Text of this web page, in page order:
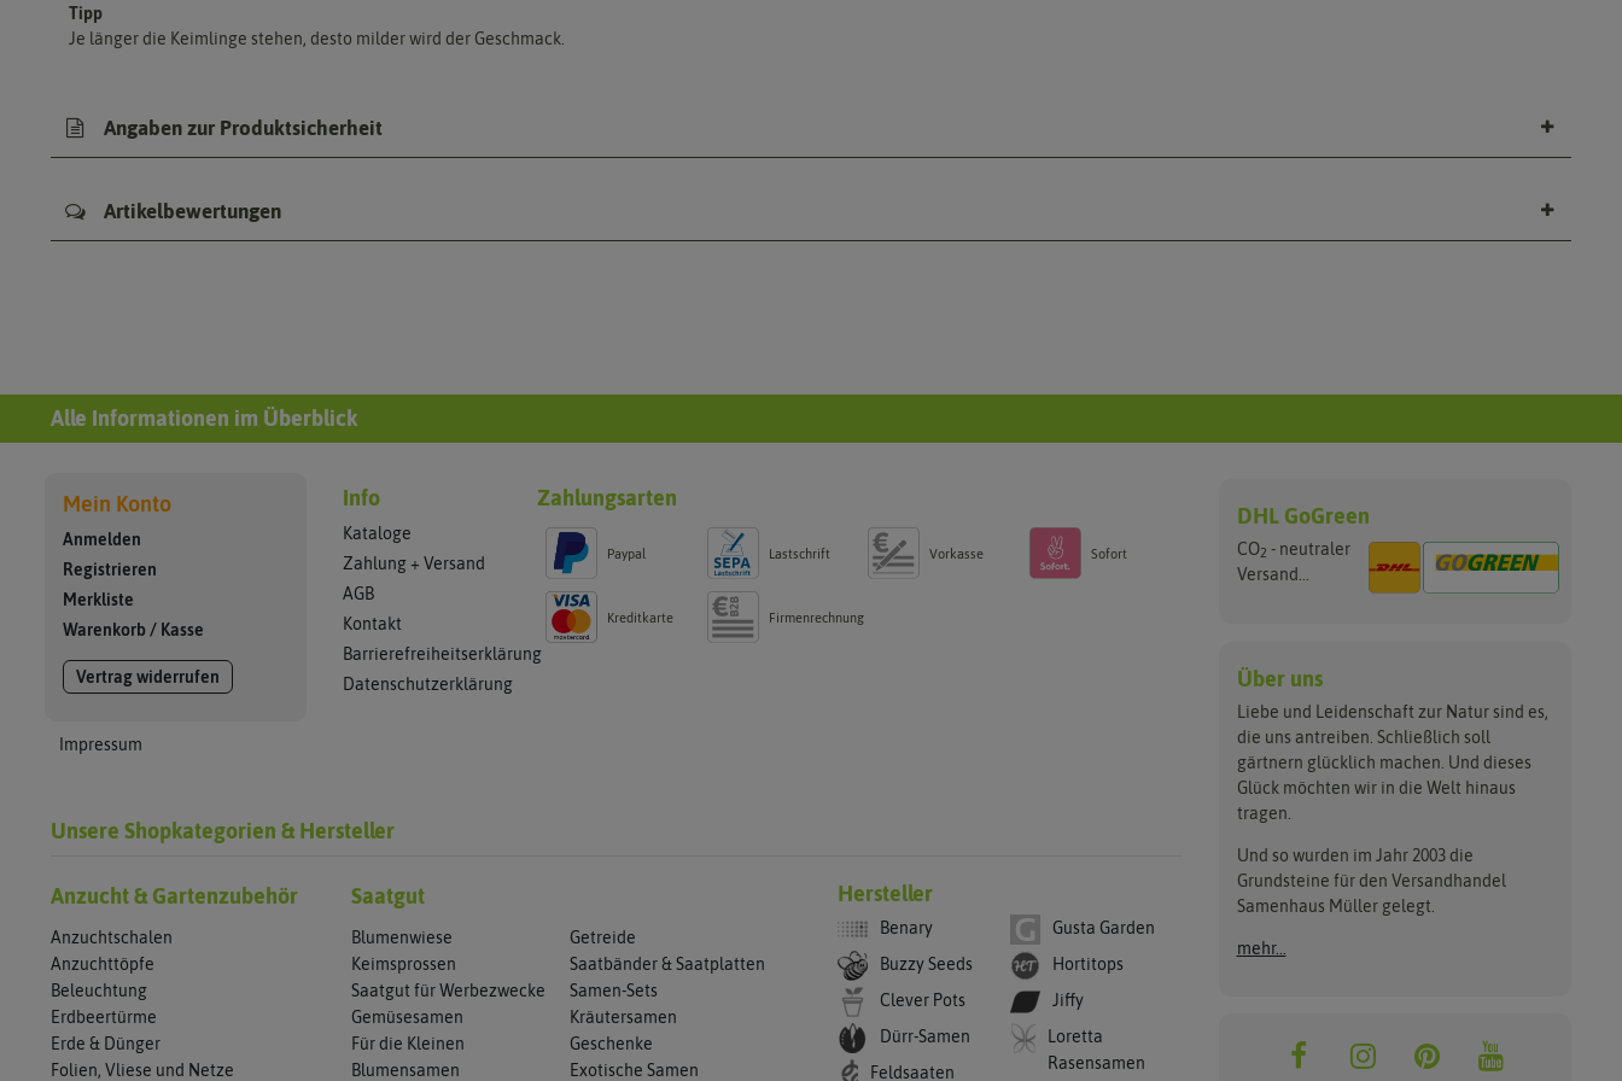
Tipp
Je länger die Keimlinge stehen, desto milder wird der Geschmack.
Angaben zur Produktsicherheit
Artikelbewertungen
Alle Informationen im Überblick
Mein Konto
Anmelden
Registrieren
Merkliste
Warenkorb / Kasse
Vertrag widerrufen
Impressum
Info
Kataloge
Zahlung + Versand
AGB
Kontakt
Barrierefreiheitserklärung
Datenschutzerklärung
Zahlungsarten
Paypal Lastschrift Vorkasse Sofort
Kreditkarte Firmenrechnung
Unsere Shopkategorien & Hersteller
Anzucht & Gartenzubehör
Anzuchtschalen
Anzuchttöpfe
Beleuchtung
Erdbeertürme
Erde & Dünger
Folien, Vliese und Netze
Saatgut
Blumenwiese
Getreide
Keimsprossen
Saatbänder & Saatplatten
Saatgut für Werbezwecke
Samen-Sets
Gemüsesamen
Kräutersamen
Für die Kleinen
Geschenke
Blumensamen
Exotische Samen
Hersteller
Benary
Buzzy Seeds
Clever Pots
Dürr-Samen
Feldsaaten
Gusta Garden
Hortitops
Jiffy
Loretta
Rasensamen
DHL GoGreen
CO2 - neutraler
Versand...
Über uns
Liebe und Leidenschaft zur Natur sind es,
die uns antreiben. Schließlich soll
gärtnern glücklich machen. Und dieses
Glück möchten wir in die Welt hinaus
tragen.
Und so wurden im Jahr 2003 die
Grundsteine für den Versandhandel
Samenhaus Müller gelegt.
mehr...